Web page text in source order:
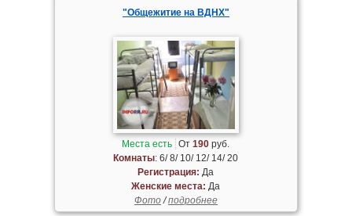
"Общежитие на ВДНХ"
Места есть От190 руб.
Комнаты: 6/ 8/ 10/ 12/ 14/ 20
Регистрация: Да
Женские места: Да
Фото/подробнее